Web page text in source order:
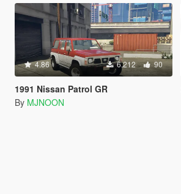
4.86 6.212 90
1991 Nissan Patrol GR
By MJNOON